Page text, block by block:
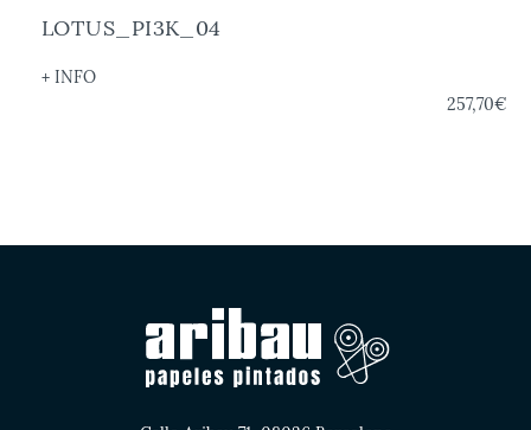
LOTUS_PI3K_04
+ INFO
257,70€